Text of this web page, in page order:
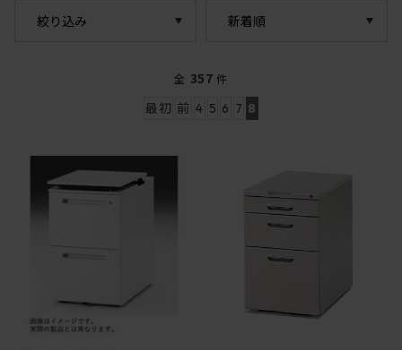
絞り込み
全 357 件
最初 前 4 5 6 7 8